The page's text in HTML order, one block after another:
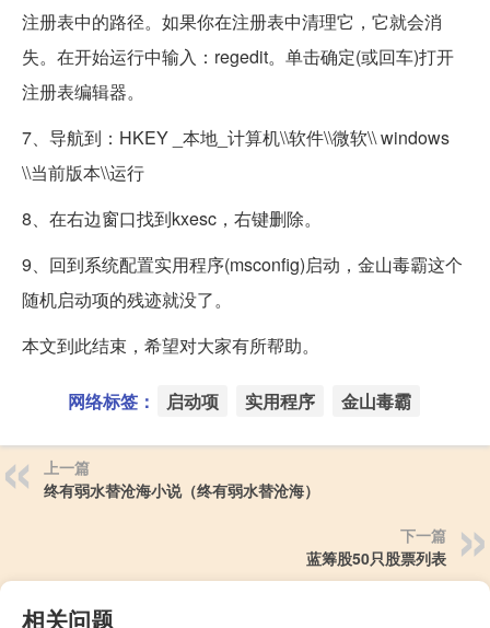
注册表中的路径。如果你在注册表中清理它，它就会消
失。在开始运行中输入：regedit。单击确定(或回车)打开
注册表编辑器。
7、导航到：HKEY _本地_计算机\\软件\\微软\\ windows
\\当前版本\\运行
8、在右边窗口找到kxesc，右键删除。
9、回到系统配置实用程序(msconfig)启动，金山毒霸这个
随机启动项的残迹就没了。
本文到此结束，希望对大家有所帮助。
网络标签： 启动项 实用程序 金山毒霸
上一篇
终有弱水替沧海小说（终有弱水替沧海）
下一篇
蓝筹股50只股票列表
相关问题